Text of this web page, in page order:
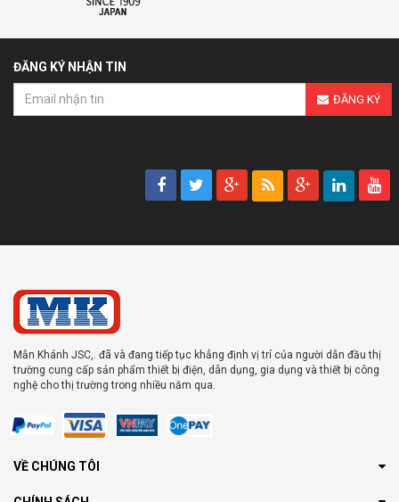
ĐĂNG KÝ NHẬN TIN
ĐĂNG KÝ
Mẫn Khánh JSC,. đã và đang tiếp tục khẳng định vị trí của người dẫn đầu thị
trường cung cấp sản phẩm thiết bị điện, dân dụng, gia dụng và thiết bị công
nghệ cho thị trường trong nhiều năm qua.
VỀ CHÚNG TÔI